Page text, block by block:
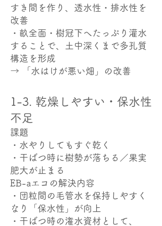
すき間を作り、透水性・排水性を
改善
・畝全面・樹冠下へたっぷり灌水
することで、土中深くまで多孔質
構造を形成
→ 「水はけが悪い畑」の改善
1-3. 乾燥しやすい・保水性
不足
課題
・水やりしてもすぐ乾く
・干ばつ時に樹勢が落ちる／果実
肥大が止まる
EB-aエコの解決内容
・団粒間の毛管水を保持しやすく
なり「保水性」が向上
・干ばつ時の潅水資材として、